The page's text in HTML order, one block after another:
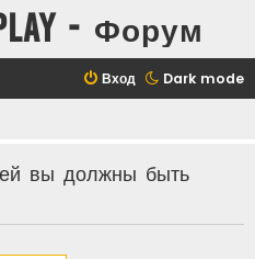
- Форум
Dark mode
Вход
вы должны быть